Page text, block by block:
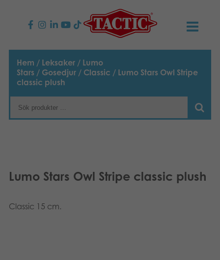
PRODUKTER
Barnspel
Familjespel
Pussel
Leksaker
NYHETER
TACTIC
Vår berättelse
Göra en reklamation
Länkar och sidor
Media
English
Hem / Leksaker / Lumo
Stars / Gosedjur / Classic / Lumo Stars Owl Stripe
classic plush
Lumo Stars Owl Stripe classic plush
Classic 15 cm.